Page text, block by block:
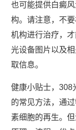
也可能提供白癜
构。请注意，不
机构进行治疗，
光设备图片以及
取信息。
健康小贴士，308
的常见方法，通
素细胞的再生。